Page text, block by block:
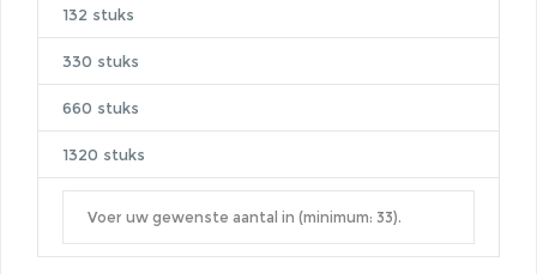
132 stuks
330 stuks
660 stuks
1320 stuks